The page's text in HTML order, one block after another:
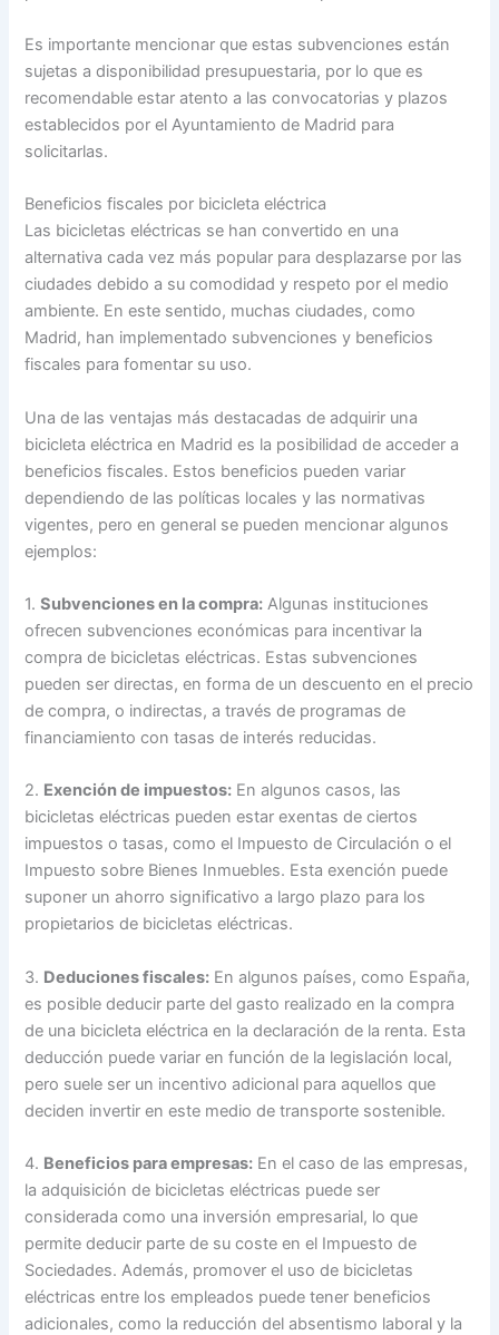
Es importante mencionar que estas subvenciones están
sujetas a disponibilidad presupuestaria, por lo que es
recomendable estar atento a las convocatorias y plazos
establecidos por el Ayuntamiento de Madrid para
solicitarlas.
Beneficios fiscales por bicicleta eléctrica
Las bicicletas eléctricas se han convertido en una
alternativa cada vez más popular para desplazarse por las
ciudades debido a su comodidad y respeto por el medio
ambiente. En este sentido, muchas ciudades, como
Madrid, han implementado subvenciones y beneficios
fiscales para fomentar su uso.
Una de las ventajas más destacadas de adquirir una
bicicleta eléctrica en Madrid es la posibilidad de acceder a
beneficios fiscales. Estos beneficios pueden variar
dependiendo de las políticas locales y las normativas
vigentes, pero en general se pueden mencionar algunos
ejemplos:
1.Subvenciones en la compra: Algunas instituciones
ofrecen subvenciones económicas para incentivar la
compra de bicicletas eléctricas. Estas subvenciones
pueden ser directas, en forma de un descuento en el precio
de compra, o indirectas, a través de programas de
financiamiento con tasas de interés reducidas.
2. Exención de impuestos: En algunos casos, las
bicicletas eléctricas pueden estar exentas de ciertos
impuestos o tasas, como el Impuesto de Circulación o el
Impuesto sobre Bienes Inmuebles. Esta exención puede
suponer un ahorro significativo a largo plazo para los
propietarios de bicicletas eléctricas.
3. Deduciones fiscales: En algunos países, como España,
es posible deducir parte del gasto realizado en la compra
de una bicicleta eléctrica en la declaración de la renta. Esta
deducción puede variar en función de la legislación local,
pero suele ser un incentivo adicional para aquellos que
deciden invertir en este medio de transporte sostenible.
4. Beneficios para empresas: En el caso de las empresas,
la adquisición de bicicletas eléctricas puede ser
considerada como una inversión empresarial, lo que
permite deducir parte de su coste en el Impuesto de
Sociedades. Además, promover el uso de bicicletas
eléctricas entre los empleados puede tener beneficios
adicionales, como la reducción del absentismo laboral y la